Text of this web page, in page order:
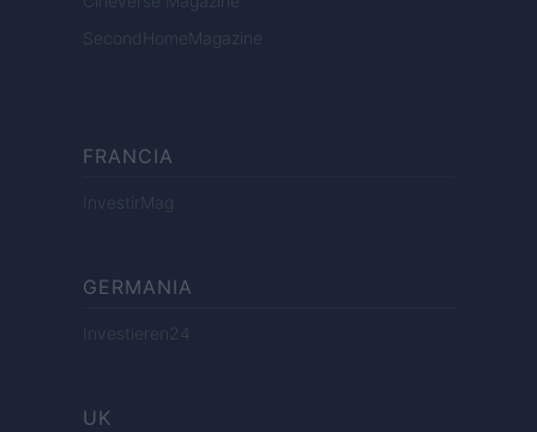
SecondHomeMagazine
FRANCIA
InvestirMag
GERMANIA
Investieren24
UK